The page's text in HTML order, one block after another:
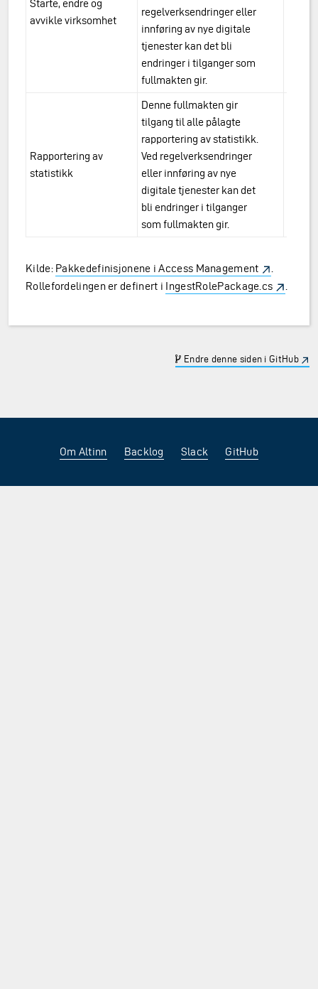
Starte, endre og
avvikle virksomhet
regelverksendringer eller
innføring av nye digitale
tjenester kan det bli
endringer i tilganger som
fullmakten gir.
Rapportering av
statistikk
Denne fullmakten gir
tilgang til alle pålagte
rapportering av statistikk.
Ved regelverksendringer
eller innføring av nye
digitale tjenester kan det
bli endringer i tilganger
som fullmakten gir.
Kilde: Pakkedefinisjonene i Access Management
Rollefordelingen er definert i IngestRolePackage.cs
Endre denne siden i GitHub
Om Altinn Backlog Slack GitHub